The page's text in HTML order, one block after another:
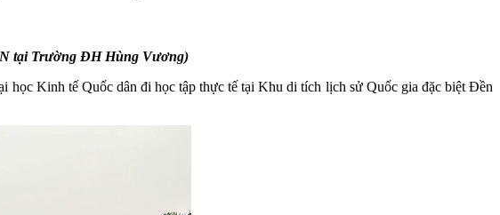
tại Trường ĐH Hùng Vương)
Kinh tế Quốc dân đi học tập thực tế tại Khu di tích lịch sử Quốc gia đặc biệt Đền